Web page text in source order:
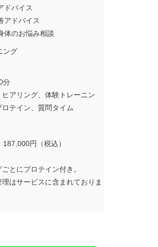
ドバイス
アドバイス
のお悩み相談
ング
分
アリング、体験トレーニン
テイン、質問タイム
円（税込）
とにプロテイン付き。
はサービスに含まれておりま